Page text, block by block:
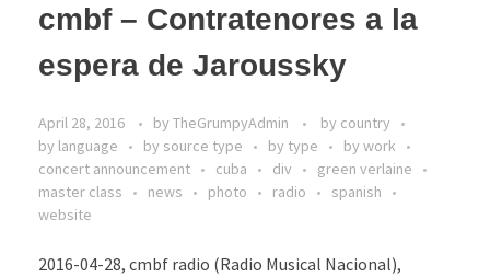
cmbf – Contratenores a la
espera de Jaroussky
April 28, 2016 by TheGrumpyAdmin
by country
by language
by source type by type
by work
concert announcement
cuba div
green verlaine
master class
news photo radio
spanish
website
2016-04-28, cmbf radio (Radio Musical Nacional),